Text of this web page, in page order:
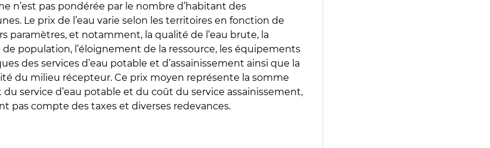
n’est pas pondérée par le nombre d’habitant des
Le prix de l’eau varie selon les territoires en fonction de
paramètres, et notamment, la qualité de l’eau brute, la
population, l’éloignement de la ressource, les équipements
des services d’eau potable et d’assainissement ainsi que la
du milieu récepteur. Ce prix moyen représente la somme
service d’eau potable et du coût du service assainissement,
pas compte des taxes et diverses redevances.